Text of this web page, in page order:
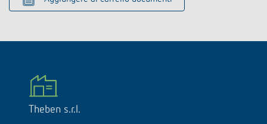
Theben s.r.l.